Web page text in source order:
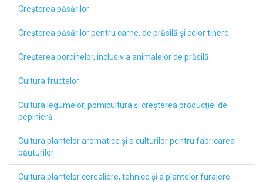
Creşterea păsărilor
Creşterea păsărilor pentru carne, de prăsilă şi celor tinere
Creşterea porcinelor, inclusiv a animalelor de prăsilă
Cultura fructelor
Cultura legumelor, pomicultura şi creşterea producţiei de
pepinieră
Cultura plantelor aromatice şi a culturilor pentru fabricarea
băuturilor
Cultura plantelor cerealiere, tehnice şi a plantelor furajere